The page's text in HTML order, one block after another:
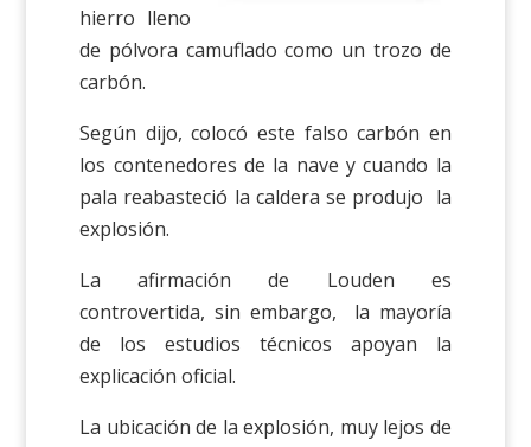
hierro lleno
de pólvora camuflado como un trozo de
carbón.
Según dijo, colocó este falso carbón en
los contenedores de la nave y cuando la
pala reabasteció la caldera se produjo la
explosión.
La afirmación de Louden es
controvertida, sin embargo, la mayoría
de los estudios técnicos apoyan la
explicación oficial.
La ubicación de la explosión, muy lejos de